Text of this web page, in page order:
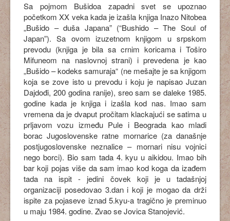
Sa pojmom Bušidoa zapadni svet se upoznao
početkom XX veka kada je izašla knjiga Inazo Nitobea
„Bušido – duša Japana” (“Bushido – The Soul of
Japan”). Sa ovom izuzetnom knjigom u srpskom
prevodu (knjiga je bila sa crnim koricama i Toširo
Mifuneom na naslovnoj strani) i prevedena je kao
„Bušido – kodeks samuraja“ (ne mešajte je sa knjigom
koja se zove isto u prevodu i koju je napisao Juzan
Dajdođi, 200 godina ranije), sreo sam se daleke 1985.
godine kada je knjiga i izašla kod nas. Imao sam
vremena da je dvaput pročitam klackajući se satima u
prljavom vozu između Pule i Beograda kao mladi
borac Jugoslovenske ratne mornarice (za današnje
postjugoslovenske neznalice – mornari nisu vojnici
nego borci). Bio sam tada 4. kyu u aikidou. Imao bih
bar koji pojas više da sam imao kod koga da izađem
tada na ispit - jedini čovek koji je u tadašnjoj
organizaciji posedovao 3.dan i koji je mogao da drži
ispite za pojaseve iznad 5.kyu-a tragično je preminuo
u maju 1984. godine. Zvao se Jovica Stanojević.